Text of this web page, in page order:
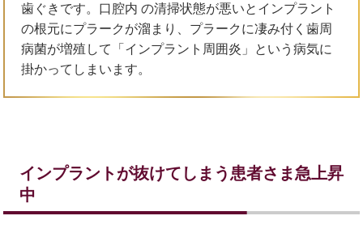
歯ぐきです。口腔内 の清掃状態が悪いとインプラント
の根元にプラークが溜まり、プラークに凄み付く歯周
病菌が増殖して「インプラント周囲炎」という病気に
掛かってしまいます。
インプラントが抜けてしまう患者さま急上昇
中